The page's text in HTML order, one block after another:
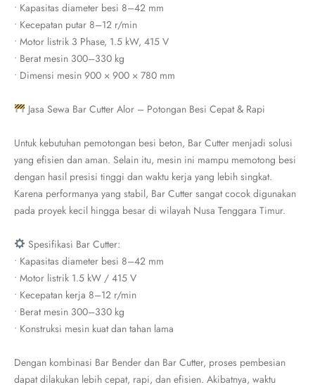
• Kapasitas diameter besi 8–42 mm
• Kecepatan putar 8–12 r/min
• Motor listrik 3 Phase, 1.5 kW, 415 V
• Berat mesin 300–330 kg
• Dimensi mesin 900 × 900 × 780 mm
Jasa Sewa Bar Cutter Alor – Potongan Besi Cepat & Rapi
Untuk kebutuhan pemotongan besi beton, Bar Cutter menjadi solusi
yang efisien dan aman. Selain itu, mesin ini mampu memotong besi
dengan hasil presisi tinggi dan waktu kerja yang lebih singkat.
Karena performanya yang stabil, Bar Cutter sangat cocok digunakan
pada proyek kecil hingga besar di wilayah Nusa Tenggara Timur.
Spesifikasi Bar Cutter:
• Kapasitas diameter besi 8–42 mm
• Motor listrik 1.5 kW / 415 V
• Kecepatan kerja 8–12 r/min
• Berat mesin 300–330 kg
• Konstruksi mesin kuat dan tahan lama
Dengan kombinasi Bar Bender dan Bar Cutter, proses pembesian
dapat dilakukan lebih cepat, rapi, dan efisien. Akibatnya, waktu